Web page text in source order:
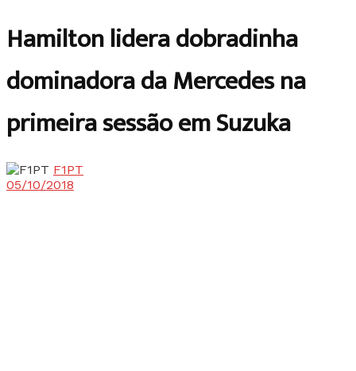
Hamilton lidera dobradinha
dominadora da Mercedes na
primeira sessão em Suzuka
F1PT
05/10/2018